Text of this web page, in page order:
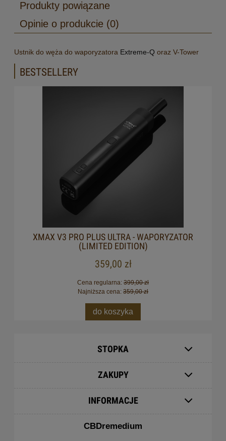
Produkty powiązane
Opinie o produkcie (0)
Ustnik do węża do waporyzatora Extreme-Q oraz V-Tower
BESTSELLERY
XMAX V3 PRO PLUS ULTRA - WAPORYZATOR
(LIMITED EDITION)
359,00 zł
Cena regularna: 399,00 zł
Najniższa cena: 359,00 zł
do koszyka
STOPKA
ZAKUPY
INFORMACJE
CBDremedium